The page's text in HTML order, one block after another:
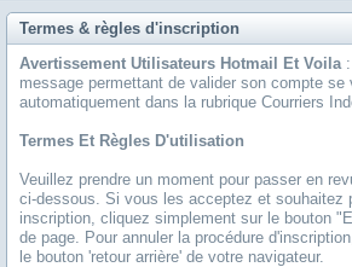
Termes & règles d'inscription
Avertissement Utilisateurs Hotmail Et Voila:
message permettant de valider son compte se
automatiquement dans la rubrique Courriers
Termes Et Règles D'utilisation
Veuillez prendre un moment pour passer en
ci-dessous. Si vous les acceptez et souhaitez
inscription, cliquez simplement sur le bouton
de page. Pour annuler la procédure
le bouton 'retour arrière' de votre navigateur.